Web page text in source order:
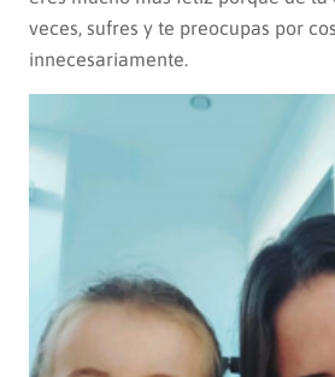
veces, sufres y te preocupas por
innecesariamente.